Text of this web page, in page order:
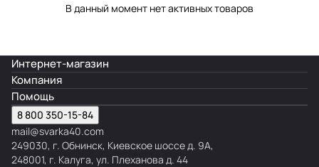
В данный момент нет активных товаров
Интернет-магазин
Компания
Помощь
8 800 350-15-84
mail@svarka40.com
249030, г. Обнинск, Киевское шоссе д. 9А,
248001, г. Калуга, ул. Плеханова д. 44